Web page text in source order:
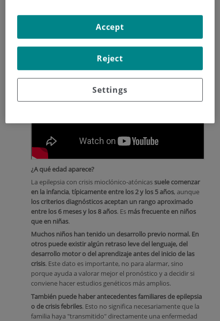
¿A qué edad aparece?
La epilepsia con crisis mioclónico-atónicas suele comenzar
en la infancia, típicamente entre los 2 y los 5 años, aunque
los criterios diagnósticos aceptan un rango aproximado
entre los 6 meses y los 8 años. Es más frecuente en niños
que en niñas.
Muchos niños han tenido un desarrollo previo normal. En
otros puede existir algún retraso leve del lenguaje, del
desarrollo motor o del aprendizaje antes del inicio de las
crisis. Este dato es importante, no para alarmar, sino
porque ayuda a valorar mejor el pronóstico y a decidir si
conviene hacer estudios genéticos más amplios.
También puede haber antecedentes familiares de epilepsia
o de crisis febriles. Esto no significa necesariamente que la
familia haya "transmitido" directamente una enfermedad
Settings
Reject
Accept